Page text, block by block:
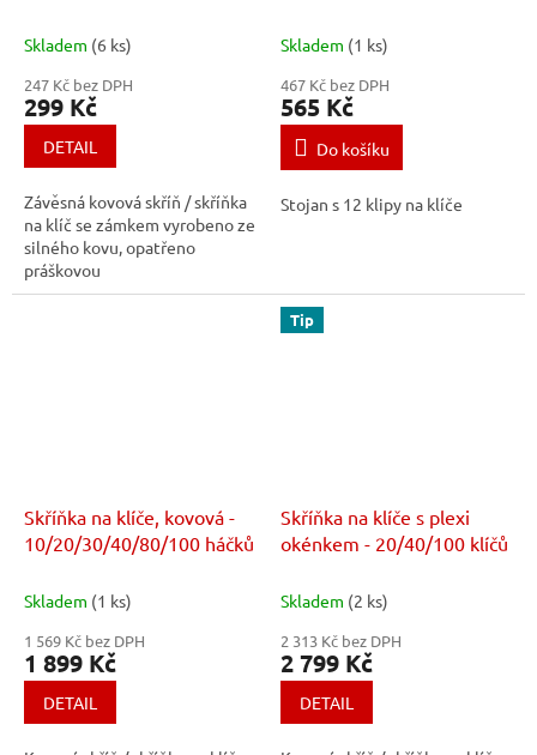
Skladem (6 ks)
247 Kč bez DPH
299 Kč
DETAIL
Závěsná kovová skříň / skříňka
na klíč se zámkem vyrobeno ze
silného kovu, opatřeno
práškovou
barvou RAL9003/3000
Skladem (1 ks)
467 Kč bez DPH
565 Kč
Do košíku
Stojan s 12 klipy na klíče
Skříňka na klíče, kovová -
10/20/30/40/80/100 háčků
Skladem (1 ks)
1 569 Kč bez DPH
1 899 Kč
DETAIL
Tip
Skříňka na klíče s plexi
okénkem - 20/40/100 klíčů
Skladem (2 ks)
2 313 Kč bez DPH
2 799 Kč
DETAIL